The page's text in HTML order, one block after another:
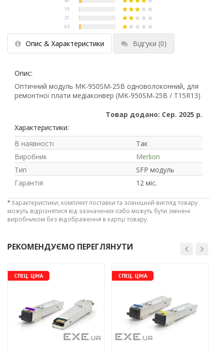
Рейтинг EXE.ua:4.6
19
21
63
Опис & Характеристики Відгуки (0)
Опис:
Оптичний модуль MK-950SM-25B одноволоконний, для
ремонтної плати медіаконвер (MK-950SM-25B / T15R13)
Товар додано: Сер. 2025 р.
Характеристики:
В наявності
Так
Виробник
Merlion
Тип
SFP модуль
Гарантія
12 міс.
*Характеристики, комплект поставки та зовнішній вигляд товару
можуть відрізнятися від зазначених і/або можуть бути змінені
виробником без відображення в картці товару.
РЕКОМЕНДУЄМО ПЕРЕГЛЯНУТИ
СПЕЦ. ЦІНА СПЕЦ. ЦІНА